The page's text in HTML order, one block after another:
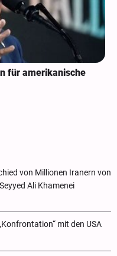
für amerikanische
von Millionen Iranern von
Ali Khamenei
mit den USA